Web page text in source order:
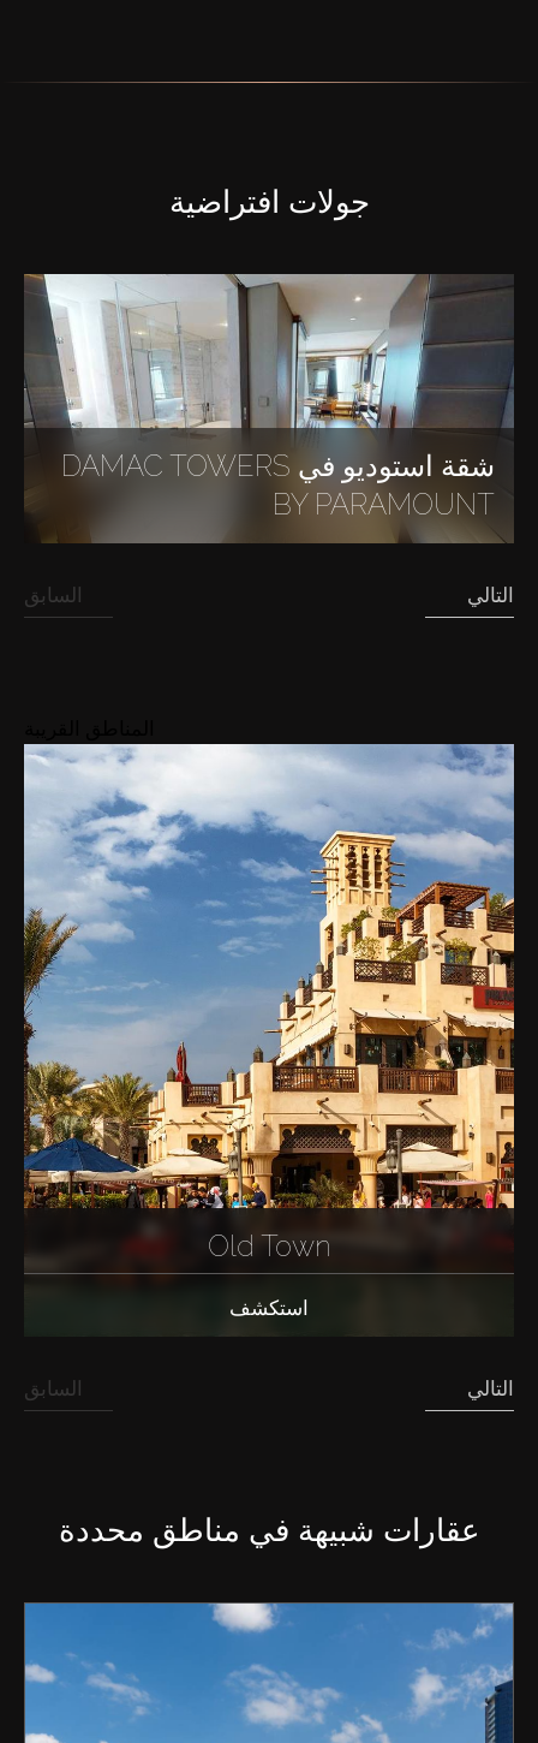
جولات افتراضية
شقة استوديو في DAMAC TOWERS
BY PARAMOUNT
السابق التالي
Old Town
استكشف
السابق التالي
عقارات شبيهة في مناطق محددة